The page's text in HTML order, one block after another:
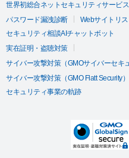
世界初総合ネットセキュリティサービ
パスワード漏洩診断
Webサイトリ
セキュリティ相談AIチャットボット
実在証明・盗聴対策
サイバー攻撃対策（GMOサイバーセキ
サイバー攻撃対策（GMO Flatt Security）
セキュリティ事業の軌跡